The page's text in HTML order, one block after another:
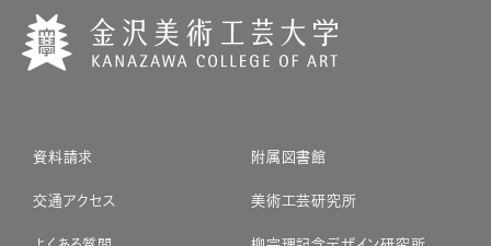
資料請求
交通アクセス
附属図書館
美術工芸研究所